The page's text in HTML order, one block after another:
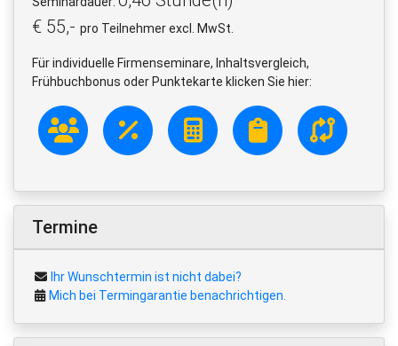
€ 55,- pro Teilnehmer excl. MwSt.
Für individuelle Firmenseminare, Inhaltsvergleich,
Frühbuchbonus oder Punktekarte klicken Sie hier:
Termine
Ihr Wunschtermin ist nicht dabei?
Mich bei Termingarantie benachrichtigen.